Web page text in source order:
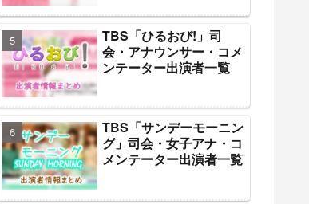
TBS「ひるおび!」司
会・アナウンサー・コメ
ンテーター出演者一覧
TBS「サンデーモーニン
グ」司会・女子アナ・コ
メンテーター出演者一覧